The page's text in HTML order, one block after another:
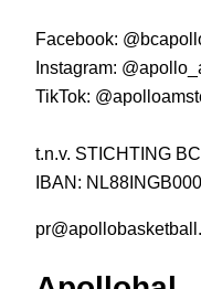
Facebook:
Instagram:
TikTok:
t.n.v. STICHTING
IBAN: